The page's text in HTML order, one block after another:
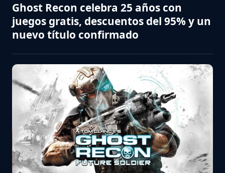
Ghost Recon celebra 25 años con
juegos gratis, descuentos del 95% y un
nuevo título confirmado